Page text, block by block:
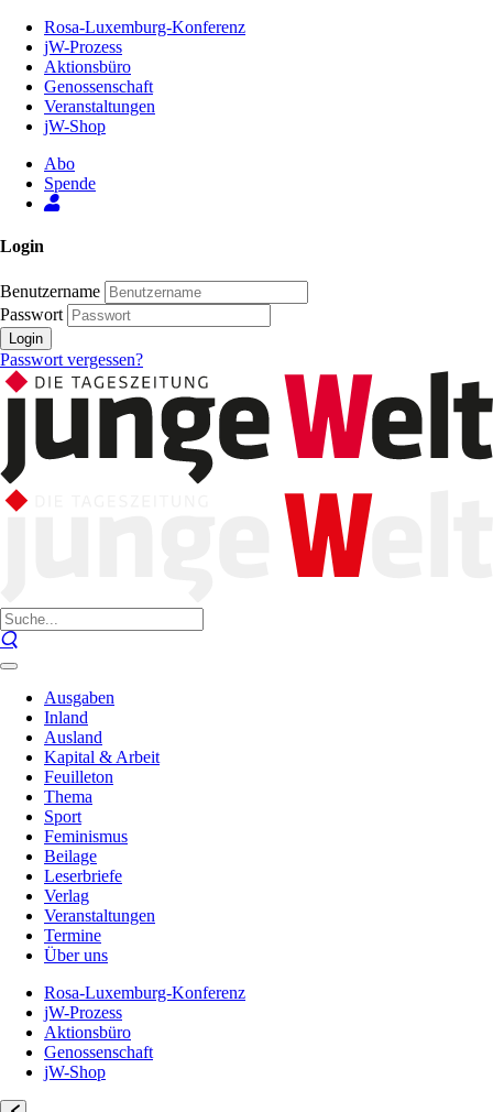
Inhalt
Seite
Rosa-Luxemburg-Konferenz
jW-Prozess
Aktionsbüro
Genossenschaft
Veranstaltungen
jW-Shop
Abo
Spende
Login
Benutzername
Passwort
Login
Passwort vergessen?
Ausgaben
Inland
Ausland
Kapital & Arbeit
Feuilleton
Thema
Sport
Feminismus
Beilage
Leserbriefe
Verlag
Veranstaltungen
Termine
Über uns
Rosa-Luxemburg-Konferenz
jW-Prozess
Aktionsbüro
Genossenschaft
jW-Shop